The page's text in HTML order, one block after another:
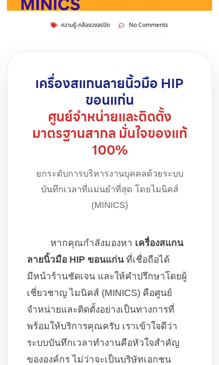
ความรู้-กล้องวงจรปิด No Comments
เครื่องสแกนลายนิ้วมือ HIP
ขอนแก่น
ศูนย์จำหน่ายและติดตั้ง
มาตรฐานสากล มั่นใจของแท้
100%
ยกระดับการบริหารงานบุคคลด้วยระบบ
บันทึกเวลาที่แม่นยำที่สุด โดยไมนิคส์
(MINICS)
หากคุณกำลังมองหา เครื่องสแกน
ลายนิ้วมือ HIP ขอนแก่นที่เชื่อถือได้
มีหน้าร้านชัดเจน และให้คำปรึกษาโดยผู้
เชี่ยวชาญ ไมนิคส์ (MINICS) คือศูนย์
จำหน่ายและติดตั้งอย่างเป็นทางการที่
พร้อมให้บริการคุณครับ เราเข้าใจดีว่า
ระบบบันทึกเวลาทำงานคือหัวใจสำคัญ
ขององค์กร ไม่ว่าจะเป็นบริษัทเอกชน